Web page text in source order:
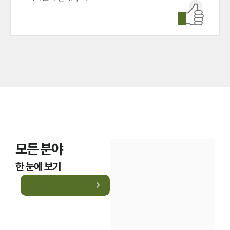
법률서식
뉴스레터/브로슈어
세미나
모든 분야
한 눈에 보기